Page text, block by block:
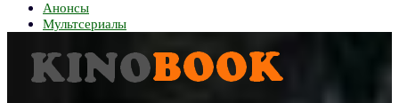
Анонсы
Мультсериалы